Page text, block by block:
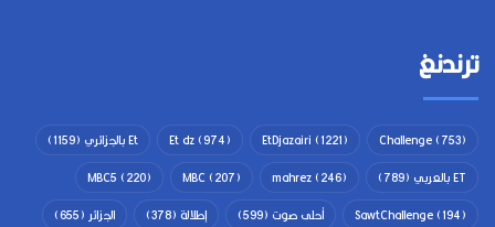
ترندنغ
Challenge(753)
EtDjazairi (1221)
Et dz(974) Et بالجزائري
(1159)
ET بالعربي
(789)
mahrez(246)
MBC(207)
MBC5 (220)
SawtChallenge(194) أحلى صوت (599) إطلالة (378) الجزائر (655)